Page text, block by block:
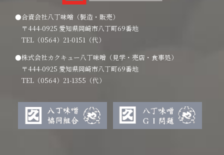
●合資会社八丁味噌（製造・販売）
〒444-0925 愛知県岡崎市八丁町69番地
TEL（0564）21-0151（代）
●株式会社カクキュー八丁味噌（見学・売店・食事処）
〒444-0925 愛知県岡崎市八丁町69番地
TEL（0564）21-1355（代）